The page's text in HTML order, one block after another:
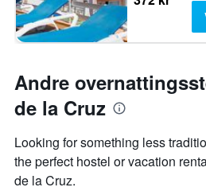
Andre
de la Cruz
Looking for something less
the perfect hostel or vacation
de la Cruz.